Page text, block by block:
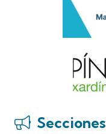
Secciones